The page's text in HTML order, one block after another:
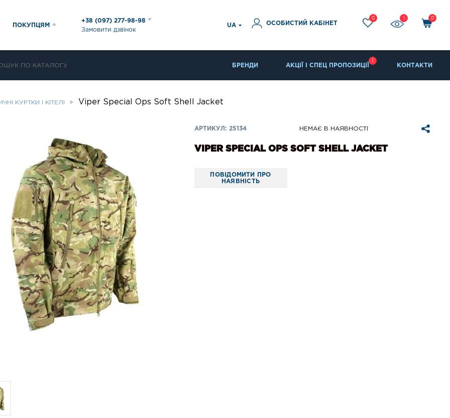
ПОКУПЦЯМ
+38 (097) 277-98-98
Замовити дзвінок
UA ОСОБИСТИЙ КАБІНЕТ
0 0
БРЕНДИ АКЦІЇ І СПЕЦ ПРОПОЗИЦІЇ КОНТАКТИ
КУРТКИ І КІТЕЛІ Viper Special Ops Soft Shell Jacket
АРТИКУЛ: 25134 НЕМАЄ В НАЯВНОСТІ
VIPER SPECIAL OPS SOFT SHELL JACKET
ПОВІДОМИТИ ПРО
НАЯВНІСТЬ